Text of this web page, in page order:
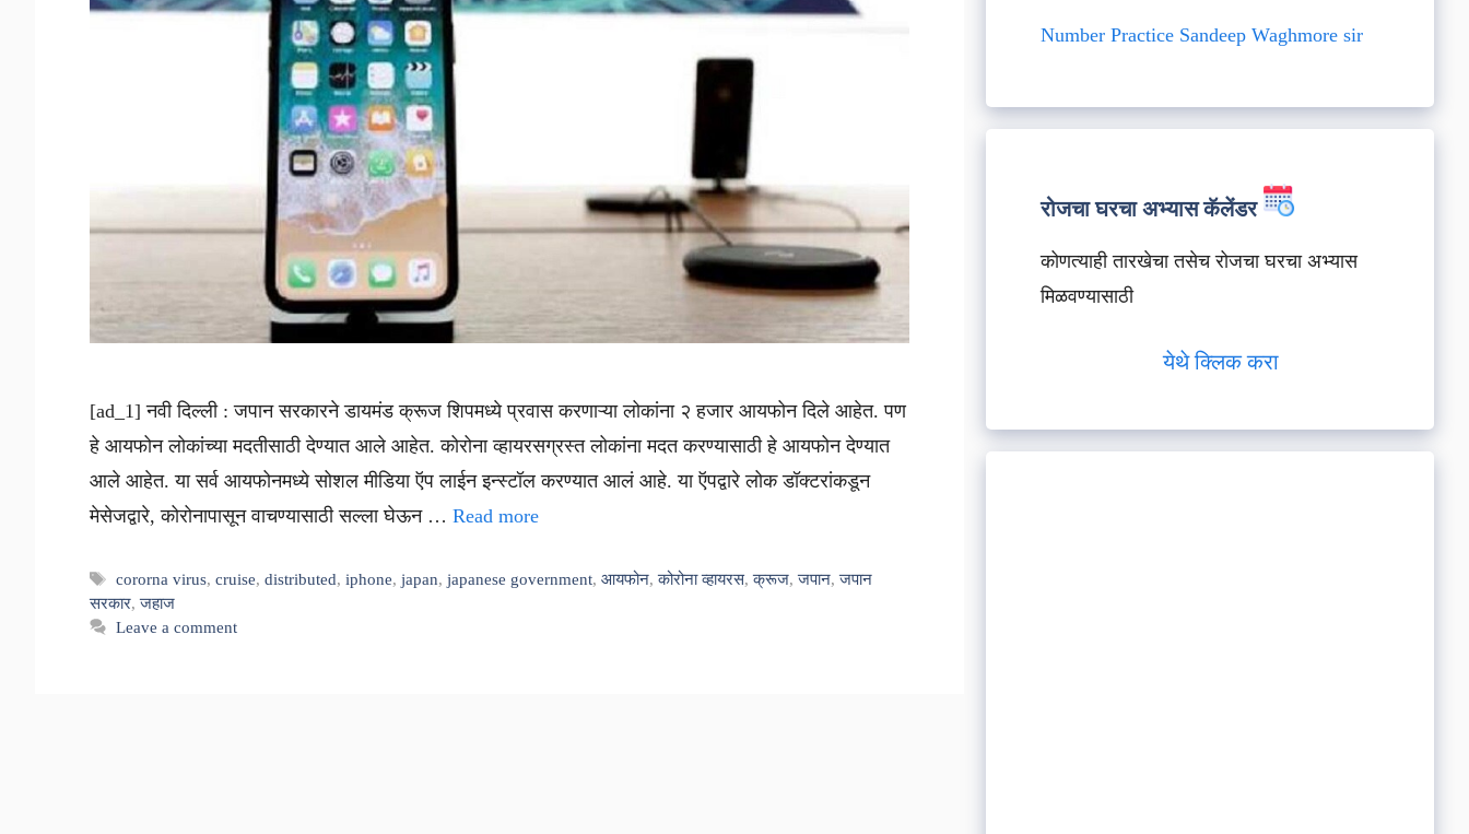
[ad_1] नवी दिल्ली : जपान सरकारने डायमंड क्रूज शिपमध्ये प्रवास करणाऱ्या लोकांना २ हजार आयफोन दिले आहेत. पण
हे आयफोन लोकांच्या मदतीसाठी देण्यात आले आहेत. कोरोना व्हायरसग्रस्त लोकांना मदत करण्यासाठी हे आयफोन देण्यात
आले आहेत. या सर्व आयफोनमध्ये सोशल मीडिया ऍप लाईन इन्स्टॉल करण्यात आलं आहे. या ऍपद्वारे लोक डॉक्टरांकडून
मेसेजद्वारे, कोरोनापासून वाचण्यासाठी सल्ला घेऊन … Read more
Tags
cororna virus,cruise,distributed,iphone,japan,japanese government,आयफोन,कोरोना व्हायरस,क्रूज,जपान,जपान
सरकार,जहाज
Leave a comment
Number Practice Sandeep Waghmore sir
रोजचा घरचा अभ्यास कॅलेंडर
कोणत्याही तारखेचा तसेच रोजचा घरचा अभ्यास
मिळवण्यासाठी
येथे क्लिक करा